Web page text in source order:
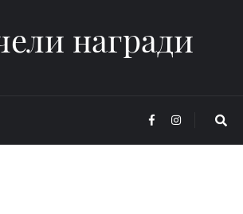
награди